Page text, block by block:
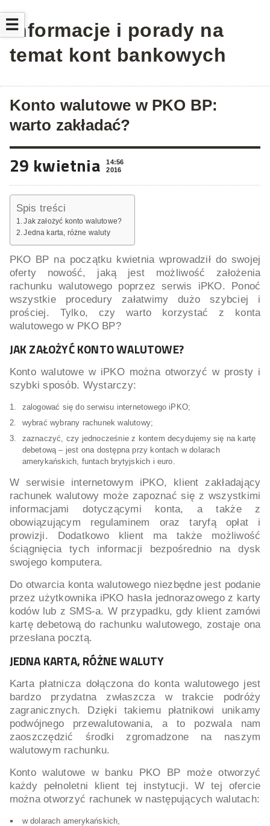
Informacje i porady na
temat kont bankowych
☰
Konto walutowe w PKO BP:
warto zakładać?
29 kwietnia
14:56
2016
Spis treści
Jak założyć konto walutowe?
Jedna karta, różne waluty
PKO BP na początku kwietnia wprowadził do swojej
oferty nowość, jaką jest możliwość założenia
rachunku walutowego poprzez serwis iPKO. Ponoć
wszystkie procedury załatwimy dużo szybciej i
prościej. Tylko, czy warto korzystać z konta
walutowego w PKO BP?
JAK ZAŁOŻYĆ KONTO WALUTOWE?
Konto walutowe w iPKO można otworzyć w prosty i
szybki sposób. Wystarczy:
zalogować się do serwisu internetowego iPKO;
wybrać wybrany rachunek walutowy;
zaznaczyć, czy jednocześnie z kontem decydujemy się na kartę
debetową – jest ona dostępna przy kontach w dolarach
amerykańskich, funtach brytyjskich i euro.
W serwisie internetowym iPKO, klient zakładający
rachunek walutowy może zapoznać się z wszystkimi
informacjami dotyczącymi konta, a także z
obowiązującym regulaminem oraz taryfą opłat i
prowizji. Dodatkowo klient ma także możliwość
ściągnięcia tych informacji bezpośrednio na dysk
swojego komputera.
Do otwarcia konta walutowego niezbędne jest podanie
przez użytkownika iPKO hasła jednorazowego z karty
kodów lub z SMS-a. W przypadku, gdy klient zamówi
kartę debetową do rachunku walutowego, zostaje ona
przesłana pocztą.
JEDNA KARTA, RÓŻNE WALUTY
Karta płatnicza dołączona do konta walutowego jest
bardzo przydatna zwłaszcza w trakcie podróży
zagranicznych. Dzięki takiemu płatnikowi unikamy
podwójnego przewalutowania, a to pozwala nam
zaoszczędzić środki zgromadzone na naszym
walutowym rachunku.
Konto walutowe w banku PKO BP może otworzyć
każdy pełnoletni klient tej instytucji. W tej ofercie
można otworzyć rachunek w następujących walutach:
w dolarach amerykańskich,